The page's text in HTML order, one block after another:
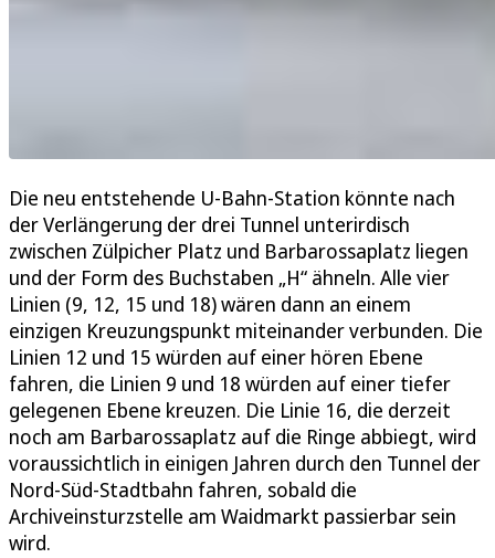
Die neu entstehende U-Bahn-Station könnte nach
der Verlängerung der drei Tunnel unterirdisch
zwischen Zülpicher Platz und Barbarossaplatz liegen
und der Form des Buchstaben „H“ ähneln. Alle vier
Linien (9, 12, 15 und 18) wären dann an einem
einzigen Kreuzungspunkt miteinander verbunden. Die
Linien 12 und 15 würden auf einer hören Ebene
fahren, die Linien 9 und 18 würden auf einer tiefer
gelegenen Ebene kreuzen. Die Linie 16, die derzeit
noch am Barbarossaplatz auf die Ringe abbiegt, wird
voraussichtlich in einigen Jahren durch den Tunnel der
Nord-Süd-Stadtbahn fahren, sobald die
Archiveinsturzstelle am Waidmarkt passierbar sein
wird.